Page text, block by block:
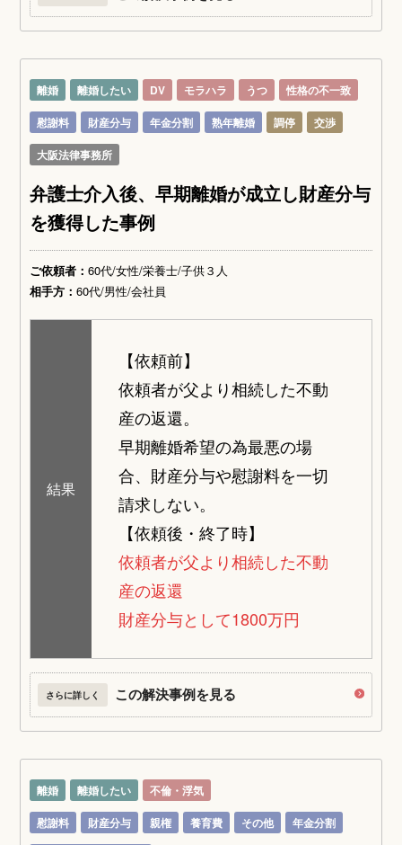
離婚 離婚したい DV モラハラ うつ
性格の不一致
慰謝料
財産分与 年金分割 熟年離婚 調停
交渉
大阪法律事務所
弁護士介入後、早期離婚が成立し財産分与
を獲得した事例
ご依頼者：60代/女性/栄養士/子供３人
相手方：60代/男性/会社員
結果
【依頼前】
依頼者が父より相続した不動
産の返還。
早期離婚希望の為最悪の場
合、財産分与や慰謝料を一切
請求しない。
【依頼後・終了時】
依頼者が父より相続した不動
産の返還
財産分与として1800万円
さらに詳しく この解決事例を見る
離婚 離婚したい
不倫・浮気
慰謝料
財産分与 親権 養育費 その他
年金分割